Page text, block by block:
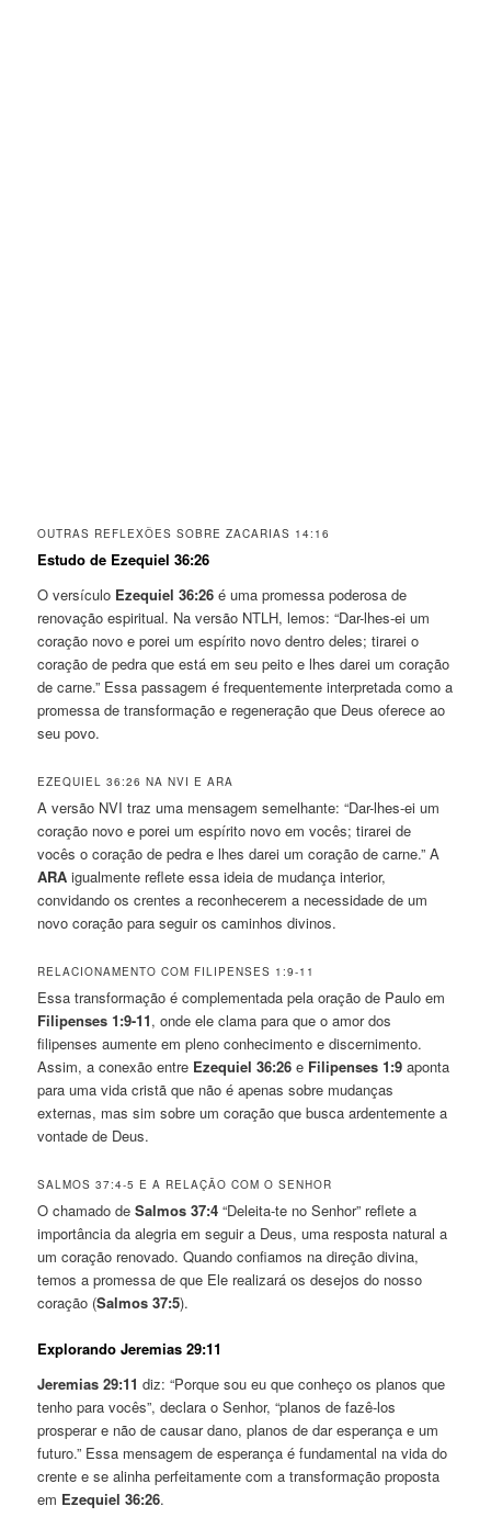
OUTRAS REFLEXÕES SOBRE ZACARIAS 14:16
Estudo de Ezequiel 36:26
O versículo Ezequiel 36:26 é uma promessa poderosa de
renovação espiritual. Na versão NTLH, lemos: “Dar-lhes-ei um
coração novo e porei um espírito novo dentro deles; tirarei o
coração de pedra que está em seu peito e lhes darei um coração
de carne.” Essa passagem é frequentemente interpretada como a
promessa de transformação e regeneração que Deus oferece ao
seu povo.
EZEQUIEL 36:26 NA NVI E ARA
A versão NVI traz uma mensagem semelhante: “Dar-lhes-ei um
coração novo e porei um espírito novo em vocês; tirarei de
vocês o coração de pedra e lhes darei um coração de carne.” A
ARA igualmente reflete essa ideia de mudança interior,
convidando os crentes a reconhecerem a necessidade de um
novo coração para seguir os caminhos divinos.
RELACIONAMENTO COM FILIPENSES 1:9-11
Essa transformação é complementada pela oração de Paulo em
Filipenses 1:9-11, onde ele clama para que o amor dos
filipenses aumente em pleno conhecimento e discernimento.
Assim, a conexão entre Ezequiel 36:26 e Filipenses 1:9 aponta
para uma vida cristã que não é apenas sobre mudanças
externas, mas sim sobre um coração que busca ardentemente a
vontade de Deus.
SALMOS 37:4-5 E A RELAÇÃO COM O SENHOR
O chamado deSalmos 37:4 “Deleita-te no Senhor” reflete a
importância da alegria em seguir a Deus, uma resposta natural a
um coração renovado. Quando confiamos na direção divina,
temos a promessa de que Ele realizará os desejos do nosso
coração (Salmos 37:5).
Explorando Jeremias 29:11
Jeremias 29:11 diz: “Porque sou eu que conheço os planos que
tenho para vocês”, declara o Senhor, “planos de fazê-los
prosperar e não de causar dano, planos de dar esperança e um
futuro.” Essa mensagem de esperança é fundamental na vida do
crente e se alinha perfeitamente com a transformação proposta
em Ezequiel 36:26.